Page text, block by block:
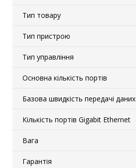
Тип товару
Тип пристрою
Тип управління
Основна кількість портів
Базова швидкість передачі даних
Кількість портів Gigabit Ethernet
Вага
Гарантія